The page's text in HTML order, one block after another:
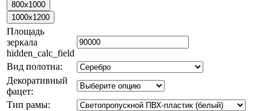
Площадь
зеркала
hidden_calc_field
Вид полотна:
Декоративный
фацет:
Тип рамы: